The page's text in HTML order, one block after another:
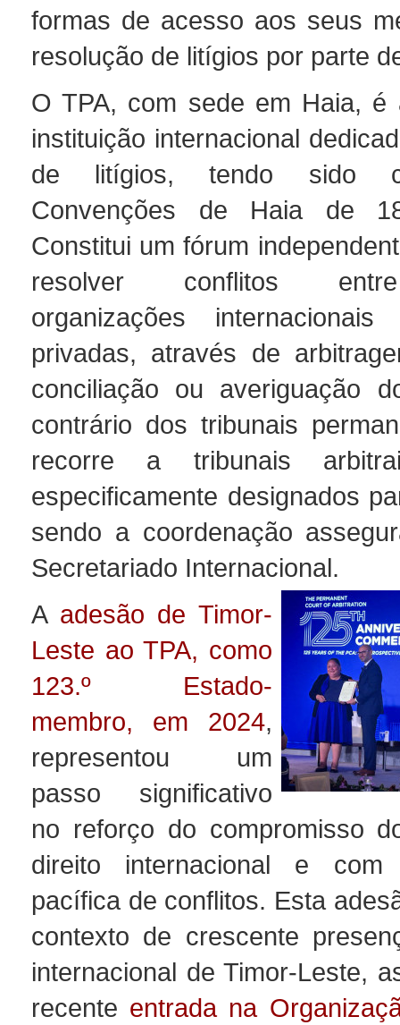
formas de acesso aos seus
resolução de litígios por parte
O TPA, com sede em Haia, é
instituição internacional
de litígios, tendo sido
Convenções de Haia de
Constitui um fórum
resolver conflitos
organizações
privadas, através de
conciliação ou averiguação
contrário dos tribunais
recorre a tribunais
especificamente designados
sendo a coordenação
Secretariado Internacional.
Aadesão de Timor-
Leste ao TPA, como
123.º Estado-
membro, em 2024,
representou um
passo significativo
no reforço do compromisso
direito internacional e com
pacífica de conflitos. Esta
contexto de crescente
internacional de Timor-Leste,
recente entrada na